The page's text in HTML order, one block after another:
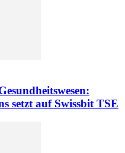
setzt auf Swissbit TSE